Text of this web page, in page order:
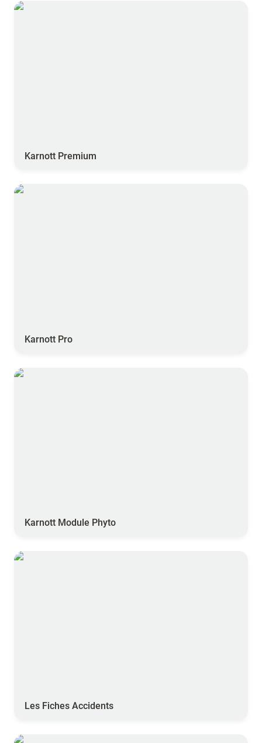
Karnott Premium
Karnott Premium
Karnott Pro
Karnott Pro
Karnott Module Phyto
Karnott Module Phyto
Les Fiches Accidents
Les Fiches Accidents
Rinçage pulvérisateur - ARVALIS